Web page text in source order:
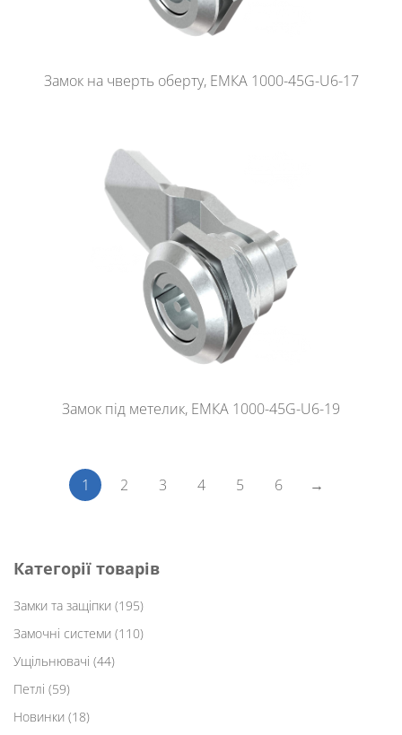
Замок на чверть оберту, ЕМКА 1000-45G-U6-17
Замок під метелик, ЕМКА 1000-45G-U6-19
1 2 3 4 5 6 →
Категорії товарів
Замки та защіпки (195)
Замочні системи (110)
Ущільнювачі (44)
Петлі (59)
Новинки (18)